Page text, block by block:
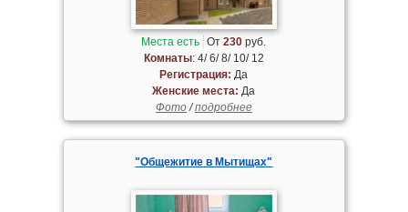
Места есть От230 руб.
Комнаты: 4/ 6/ 8/ 10/ 12
Регистрация: Да
Женские места: Да
Фото/подробнее
"Общежитие в Мытищах"